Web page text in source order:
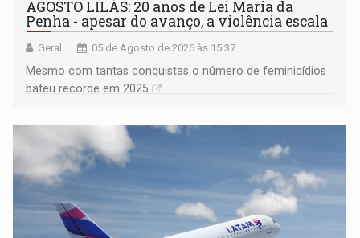
AGOSTO LILÁS: 20 anos de Lei Maria da
Penha - apesar do avanço, a violência escala
Geral 05 de Agosto de 2026 às 15:37
Mesmo com tantas conquistas o número de feminicídios
bateu recorde em 2025